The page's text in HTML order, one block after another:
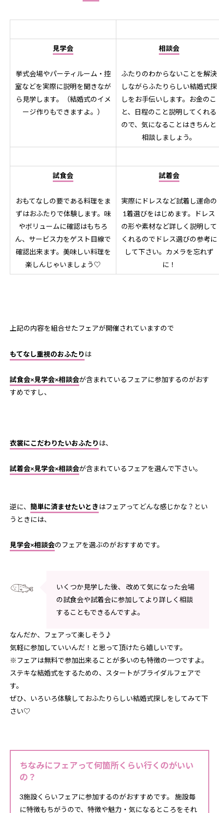
見学会
挙式会場やパーティルーム・控
室などを実際に説明を聞きなが
ら見学します。（結婚式のイメ
ージ作りもできますよ。）
相談会
ふたりのわからないことを解決
しながらふたりらしい結婚式探
しをお手伝いします。お金のこ
と、日程のこと説明してくれる
ので、気になることはきちんと
相談しましょう。
試食会
おもてなしの要である料理をま
ずはおふたりで体験します。味
やボリュームに確認はもちろ
ん、サービス力をゲスト目線で
確認出来ます。美味しい料理を
楽しんじゃいましょう♡
試着会
実際にドレスなど試着し運命の
1着選びをはじめます。ドレス
の形や素材など詳しく説明して
くれるのでドレス選びの参考に
して下さい。カメラを忘れず
に！
上記の内容を組合せたフェアが開催されていますので
もてなし重視のおふたり は
試食会×見学会×相談会が含まれているフェアに参加するのがおす
すめですし、
衣裳にこだわりたいおふたり は、
試着会×見学会×相談会が含まれているフェアを選んで下さい。
逆に、 簡単に済ませたいとき はフェアってどんな感じかな？とい
うときには、
見学会×相談会のフェアを選ぶのがおすすめです。
いくつか見学した後、 改めて気になった会場
の試食会や試着会に参加してより詳しく相談
することもできるんですよ。
なんだか、フェアって楽しそう♪
気軽に参加していいんだ！と思って頂けたら嬉しいです。
※フェアは無料で参加出来ることが多いのも特徴の一つですよ。
ステキな結婚式をするための、スタートがブライダルフェアで
す。
ぜひ、いろいろ体験しておふたりらしい結婚式探しをしてみて下
さい♡
ちなみにフェアって何箇所くらい行くのがいい
の？
3施設くらいフェアに参加するのがおすすめです。 施設毎
に特徴もちがうので、特徴や魅力・気になるところをそれ